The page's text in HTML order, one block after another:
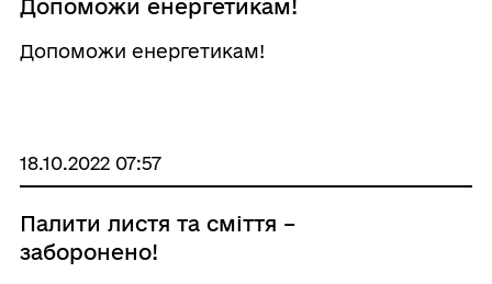
Допоможи енергетикам!
Допоможи енергетикам!
18.10.2022 07:57
Палити листя та сміття –
заборонено!